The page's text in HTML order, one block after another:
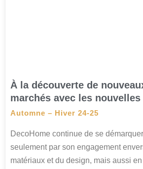
À la découverte de
marchés avec les
Automne – Hiver 24-25
DecoHome continue de se
seulement par son engagement
matériaux et du design, mais aussi